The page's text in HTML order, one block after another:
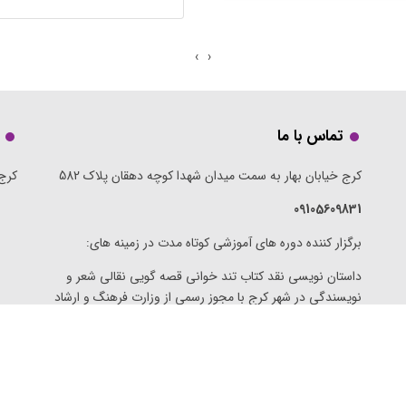
‹
›
تماس با ما
کرج خیابان بهار به سمت میدان شهدا کوچه دهقان پلاک 582
09105609831
برگزار کننده دوره های آموزشی کوتاه مدت در زمینه های:
داستان نویسی نقد کتاب تند خوانی قصه گویی نقالی شعر و
نویسندگی در شهر کرج با مجوز رسمی از وزارت فرهنگ و ارشاد